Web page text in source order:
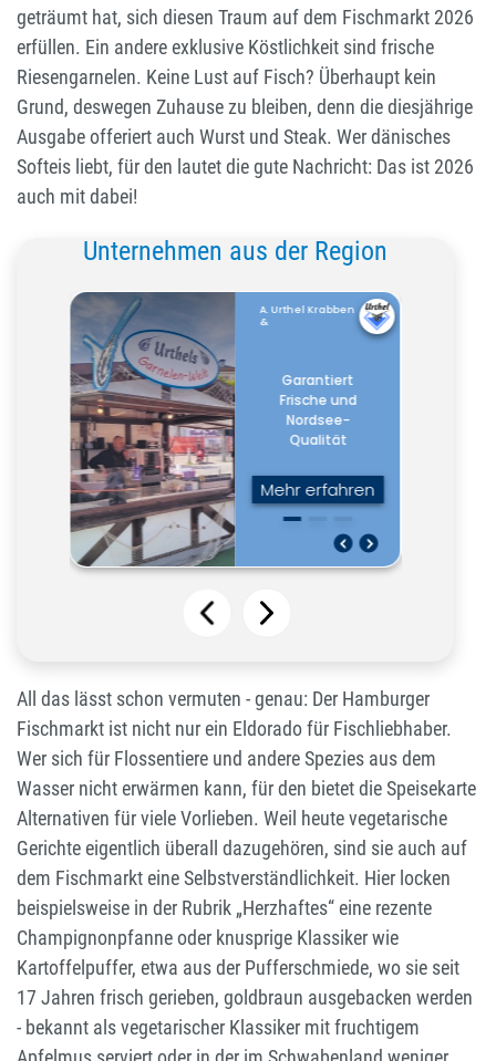
geträumt hat, sich diesen Traum auf dem Fischmarkt 2026
erfüllen. Ein andere exklusive Köstlichkeit sind frische
Riesengarnelen. Keine Lust auf Fisch? Überhaupt kein
Grund, deswegen Zuhause zu bleiben, denn die diesjährige
Ausgabe offeriert auch Wurst und Steak. Wer dänisches
Softeis liebt, für den lautet die gute Nachricht: Das ist 2026
auch mit dabei!
Unternehmen aus der Region
All das lässt schon vermuten - genau: Der Hamburger
Fischmarkt ist nicht nur ein Eldorado für Fischliebhaber.
Wer sich für Flossentiere und andere Spezies aus dem
Wasser nicht erwärmen kann, für den bietet die Speisekarte
Alternativen für viele Vorlieben. Weil heute vegetarische
Gerichte eigentlich überall dazugehören, sind sie auch auf
dem Fischmarkt eine Selbstverständlichkeit. Hier locken
beispielsweise in der Rubrik „Herzhaftes“ eine rezente
Champignonpfanne oder knusprige Klassiker wie
Kartoffelpuffer, etwa aus der Pufferschmiede, wo sie seit
17 Jahren frisch gerieben, goldbraun ausgebacken werden
- bekannt als vegetarischer Klassiker mit fruchtigem